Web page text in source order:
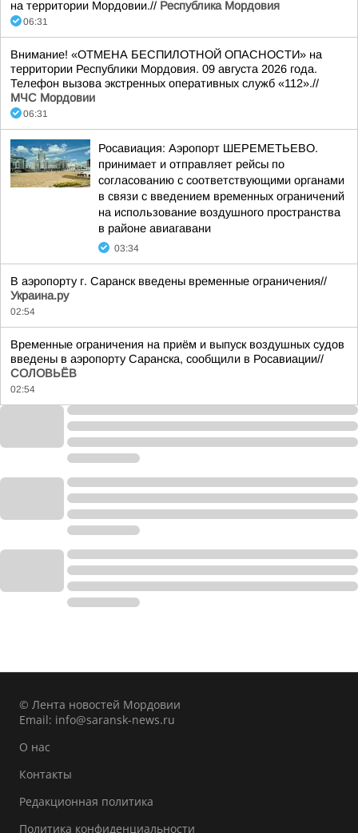
на территории Мордовии.// Республика Мордовия
06:31
Внимание! «ОТМЕНА БЕСПИЛОТНОЙ ОПАСНОСТИ» на
территории Республики Мордовия. 09 августа 2026 года.
Телефон вызова экстренных оперативных служб «112».//
МЧС Мордовии
06:31
Росавиация: Аэропорт ШЕРЕМЕТЬЕВО.
принимает и отправляет рейсы по
согласованию с соответствующими органами
в связи с введением временных ограничений
на использование воздушного пространства
в районе авиагавани
03:34
В аэропорту г. Саранск введены временные ограничения//
Украина.ру
02:54
Временные ограничения на приём и выпуск воздушных судов
введены в аэропорту Саранска, сообщили в Росавиации//
СОЛОВЬЁВ
02:54
© Лента новостей Мордовии
Email: info@saransk-news.ru
О нас
Контакты
Редакционная политика
Политика конфиденциальности